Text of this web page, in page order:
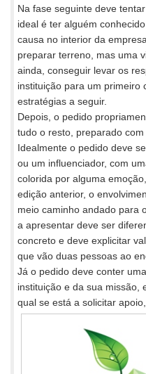
Na fase seguinte deve
ideal é ter alguém
causa no interior da
preparar terreno, mas uma
ainda, conseguir levar os
instituição para um primeiro
estratégias a seguir.
Depois, o pedido
tudo o resto, preparado com
Idealmente o pedido deve
ou um influenciador, com
colorida por alguma
edição anterior, o
meio caminho andado para
a apresentar deve ser
concreto e deve explicitar
que vão duas pessoas ao
Já o pedido deve conter
instituição e da sua missão,
qual se está a solicitar